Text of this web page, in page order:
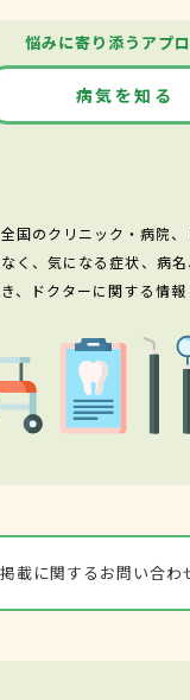
悩みに寄り添うアプ
病気を知る
国のクリニック・病院
、気になる症状、病
、ドクターに関する情
載に関するお問い合わ